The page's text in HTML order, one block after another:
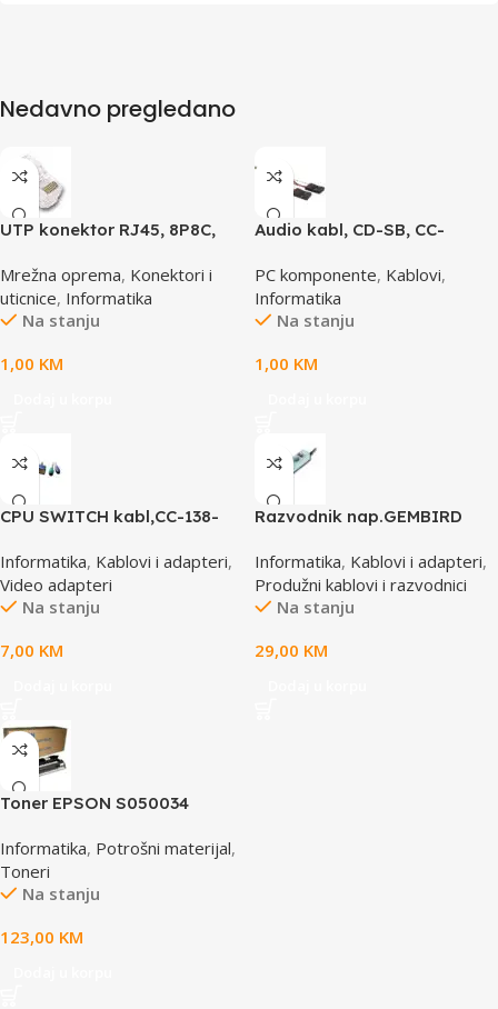
Nedavno pregledano
UTP konektor RJ45, 8P8C,
Mrežna oprema, Konektori i
uticnice, Informatika
Na stanju
1,00 KM
Audio kabl, CD-SB, CC-
PC komponente, Kablovi,
Informatika
Na stanju
1,00 KM
CPU SWITCH kabl,CC-138-
Informatika, Kablovi i adapteri,
Video adapteri
Na stanju
7,00 KM
Razvodnik nap.GEMBIRD
prekidac, 4,5m, osigurač,
prenaponska zaštita
Informatika, Kablovi i adapteri,
Produžni kablovi i razvodnici
Na stanju
29,00 KM
Toner EPSON S050034
Informatika, Potrošni materijal,
Toneri
Na stanju
123,00 KM